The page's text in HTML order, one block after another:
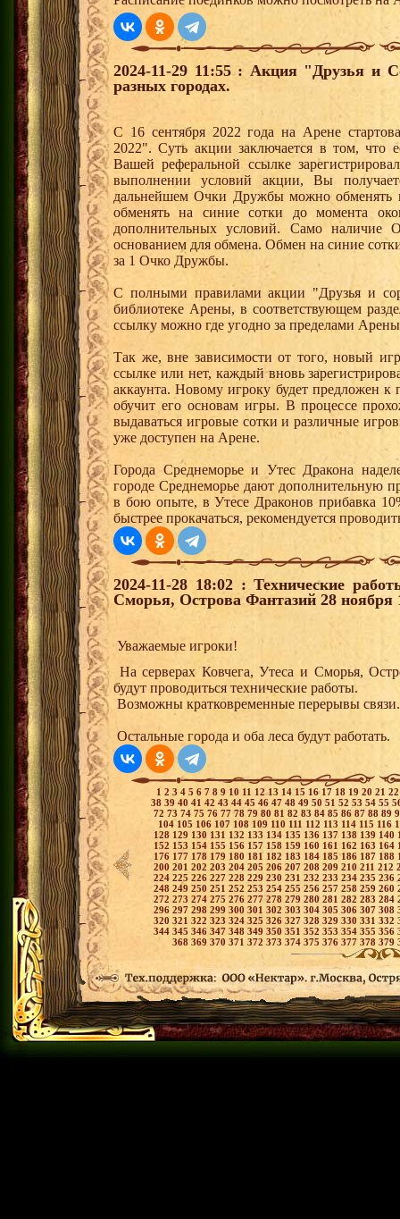
2024-11-29 11:55 : Акция "Друзья и
разных городах.
С 16 сентября 2022 года на Арене
2022". Суть акции заключается в том, что
Вашей реферальной ссылке
выполнении условий акции, Вы
дальнейшем Очки Дружбы можно
обменять на синие сотки до момента
дополнительных условий. Само наличие
основанием для обмена. Обмен на синие
за 1 Очко Дружбы.
С полными правилами акции "Друзья и
библиотеке Арены, в соответствующем
ссылку можно где угодно за пределами
Так же, вне зависимости от того, новый
ссылке или нет, каждый вновь
аккаунта. Новому игроку будет предложен
обучит его основам игры. В процессе
выдаваться игровые сотки и различные
уже доступен на Арене.
Города Среднеморье и Утес Дракона
городе Среднеморье дают дополнительную
в бою опыте, в Утесе Драконов прибавка
быстрее прокачаться, рекомендуется
2024-11-28 18:02 : Технические
Сморья, Острова Фантазий 28 ноября
Уважаемые игроки!
На серверах Ковчега, Утеса и Сморья,
будут проводиться технические работы.
Возможны кратковременные перерывы связи.
Остальные города и оба леса будут работать.
1 2 3 4 5 6 7 8 9 10 11 1213 14 15 16 17 18 19 20 21
38 39 40 41 42 43 44 45 46 47 48 49 50 51 52 53 54 55
72 73 74 75 76 7778 79 80 81 82 83 84 85 86 87 88 89
104105 106 107 108 109 110 111 112 113 114 115 116
128 129 130 131 132 133 134 135 136 137 138 139 140
152 153 154 155 156 157 158 159 160 161 162 163 164
176 177 178 179 180 181 182 183 184 185186 187 188
200 201 202 203 204 205 206 207 208 209 210 211 212
224 225 226 227 228 229 230 231 232 233 234 235 236
248 249 250 251 252 253 254 255 256 257 258 259 260
272 273 274 275 276 277278 279 280 281 282 283 284
296 297 298 299 300 301 302 303 304 305 306 307 308
320 321 322 323 324 325 326 327 328 329 330 331 332
344 345 346 347 348 349 350 351 352 353 354 355 356
368 369 370 371 372 373 374 375 376 377 378 379